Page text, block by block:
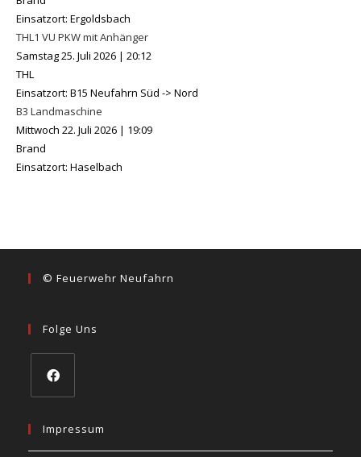
Einsatzort: Ergoldsbach
THL1 VU PKW mit Anhänger
Samstag 25. Juli 2026 | 20:12
THL
Einsatzort: B15 Neufahrn Süd -> Nord
B3 Landmaschine
Mittwoch 22. Juli 2026 | 19:09
Brand
Einsatzort: Haselbach
© Feuerwehr Neufahrn
Folge Uns
Impressum